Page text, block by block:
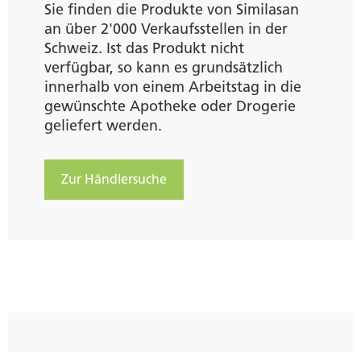
Sie finden die Produkte von Similasan
an über 2'000 Verkaufsstellen in der
Schweiz. Ist das Produkt nicht
verfügbar, so kann es grundsätzlich
innerhalb von einem Arbeitstag in die
gewünschte Apotheke oder Drogerie
geliefert werden.
Zur Händlersuche